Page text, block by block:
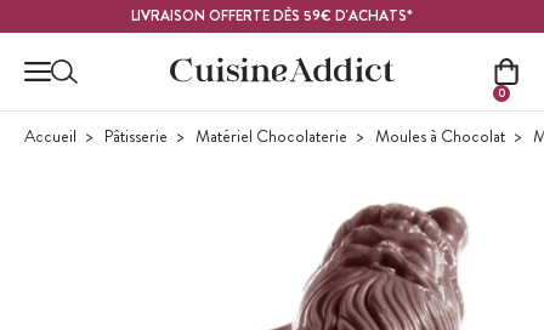
LIVRAISON OFFERTE DÈS 59€ D'ACHATS*
0
Accueil Pâtisserie Matériel Chocolaterie Moules à Chocolat